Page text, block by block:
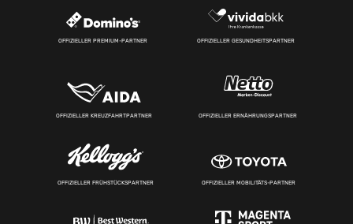
OFFIZIELLER PREMIUM-PARTNER OFFIZIELLER GESUNDHEITSPARTNER
OFFIZIELLER KREUZFAHRTPARTNER OFFIZIELLER ERNÄHRUNGSPARTNER
OFFIZIELLER FRÜHSTÜCKSPARTNER OFFIZIELLER MOBILITÄTS-PARTNER